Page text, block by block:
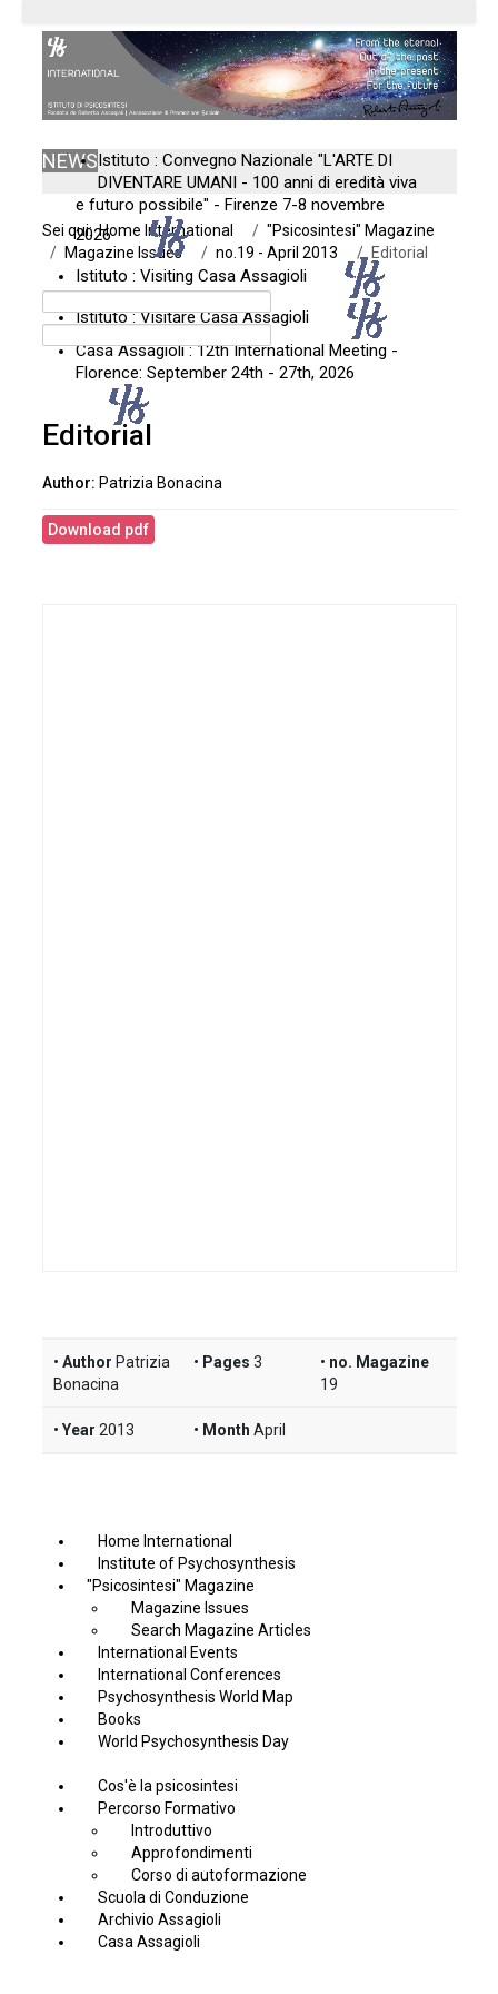
NEWSIstituto : Convegno Nazionale "L'ARTE DI
DIVENTARE UMANI - 100 anni di eredità viva
e futuro possibile" - Firenze 7-8 novembre
2026
Istituto : Visiting Casa Assagioli
Istituto : Visitare Casa Assagioli
Casa Assagioli : 12th International Meeting -
Florence: September 24th - 27th, 2026
Sei qui:Home International
"Psicosintesi" Magazine
Magazine Issues
no.19 - April 2013 Editorial
Editorial
Patrizia Bonacina
Download pdf
Author Patrizia
Bonacina
Pages 3
no. Magazine
19
Year 2013 Month April
Home International
Institute of Psychosynthesis
"Psicosintesi" Magazine
Magazine Issues
Search Magazine Articles
International Events
International Conferences
Psychosynthesis World Map
Books
World Psychosynthesis Day
Cos'è la psicosintesi
Percorso Formativo
Introduttivo
Approfondimenti
Corso di autoformazione
Scuola di Conduzione
Archivio Assagioli
Casa Assagioli